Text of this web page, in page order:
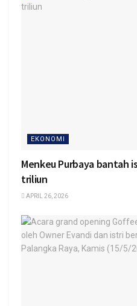
EKONOMI
Menkeu Purbaya bantah
triliun
APRIL 26, 2026